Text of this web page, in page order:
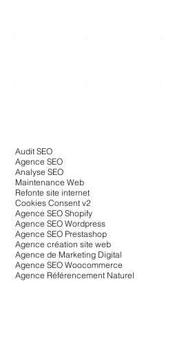
Audit SEO
Agence SEO
Analyse SEO
Maintenance Web
Refonte site internet
Cookies Consent v2
Agence SEO Shopify
Agence SEO Wordpress
Agence SEO Prestashop
Agence création site web
Agence de Marketing Digital
Agence SEO Woocommerce
Agence Référencement Naturel